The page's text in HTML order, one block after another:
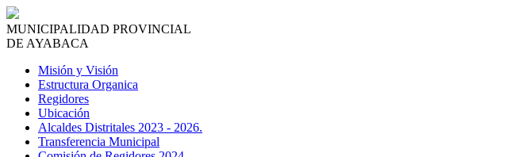
MUNICIPALIDAD PROVINCIAL
DE AYABACA
Misión y Visión
Estructura Organica
Regidores
Ubicación
Alcaldes Distritales 2023 - 2026.
Transferencia Municipal